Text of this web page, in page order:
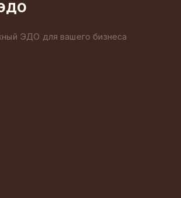
ЭДО для вашего бизнеса